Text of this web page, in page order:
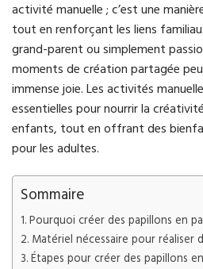
activité manuelle ; c’est une
tout en renforçant les liens
grand-parent ou simplement
moments de création partagée
immense joie. Les activités
essentielles pour nourrir la
enfants, tout en offrant des
pour les adultes.
Sommaire
Pourquoi créer des papillons en
Matériel nécessaire pour réaliser
Étapes pour créer des papillons